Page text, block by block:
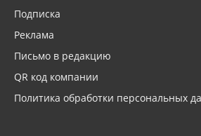
Подписка
Реклама
Письмо в редакцию
QR код компании
Политика обработки персональных